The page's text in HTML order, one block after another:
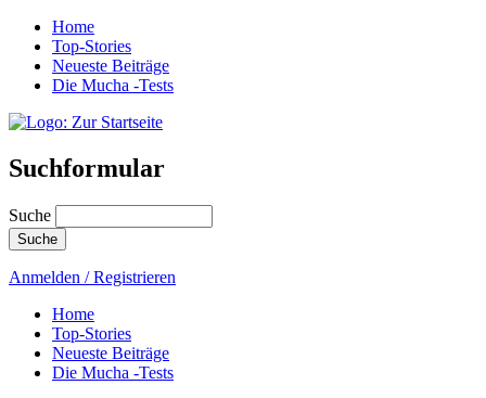
Home
Top-Stories
Neueste Beiträge
Die Mucha -Tests
Suchformular
Suche
Anmelden / Registrieren
Home
Top-Stories
Neueste Beiträge
Die Mucha -Tests